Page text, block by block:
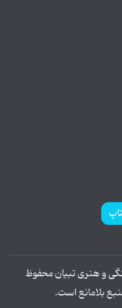
و هنری تبیان محفوظ
بلامانع است.